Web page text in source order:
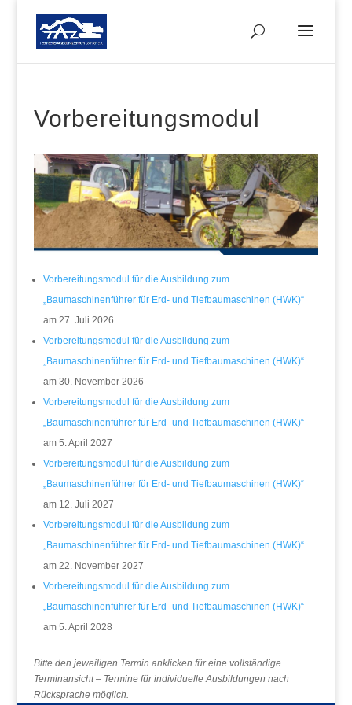
Vorbereitungsmodul
Vorbereitungsmodul für die Ausbildung zum
„Baumaschinenführer für Erd- und Tiefbaumaschinen (HWK)“
am 27. Juli 2026
Vorbereitungsmodul für die Ausbildung zum
„Baumaschinenführer für Erd- und Tiefbaumaschinen (HWK)“
am 30. November 2026
Vorbereitungsmodul für die Ausbildung zum
„Baumaschinenführer für Erd- und Tiefbaumaschinen (HWK)“
am 5. April 2027
Vorbereitungsmodul für die Ausbildung zum
„Baumaschinenführer für Erd- und Tiefbaumaschinen (HWK)“
am 12. Juli 2027
Vorbereitungsmodul für die Ausbildung zum
„Baumaschinenführer für Erd- und Tiefbaumaschinen (HWK)“
am 22. November 2027
Vorbereitungsmodul für die Ausbildung zum
„Baumaschinenführer für Erd- und Tiefbaumaschinen (HWK)“
am 5. April 2028
Bitte den jeweiligen Termin anklicken für eine vollständige
Terminansicht – Termine für individuelle Ausbildungen nach
Rücksprache möglich.